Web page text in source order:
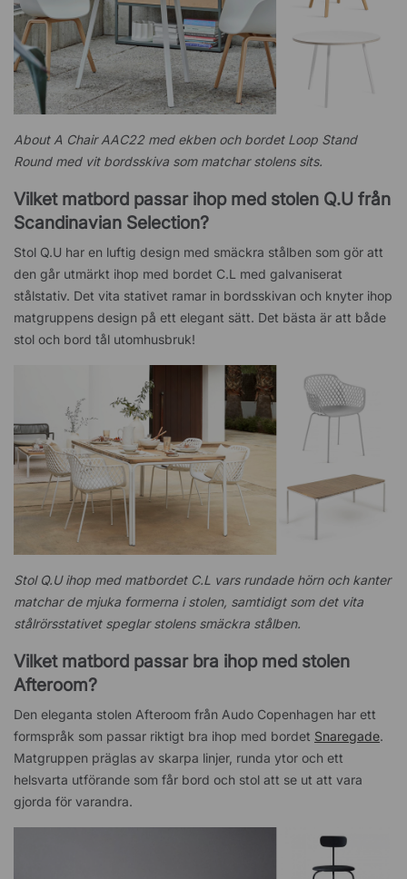
About A Chair AAC22 med ekben och bordet Loop Stand
Round med vit bordsskiva som matchar stolens sits.
Vilket matbord passar ihop med stolen Q.U från
Scandinavian Selection?
Stol Q.U har en luftig design med smäckra stålben som gör att
den går utmärkt ihop med bordet C.L med galvaniserat
stålstativ. Det vita stativet ramar in bordsskivan och knyter ihop
matgruppens design på ett elegant sätt. Det bästa är att både
stol och bord tål utomhusbruk!
Stol Q.U ihop med matbordet C.L vars rundade hörn och kanter
matchar de mjuka formerna i stolen, samtidigt som det vita
stålrörsstativet speglar stolens smäckra stålben.
Vilket matbord passar bra ihop med stolen
Afteroom?
Den eleganta stolen Afteroom från Audo Copenhagen har ett
formspråk som passar riktigt bra ihop med bordet Snaregade.
Matgruppen präglas av skarpa linjer, runda ytor och ett
helsvarta utförande som får bord och stol att se ut att vara
gjorda för varandra.